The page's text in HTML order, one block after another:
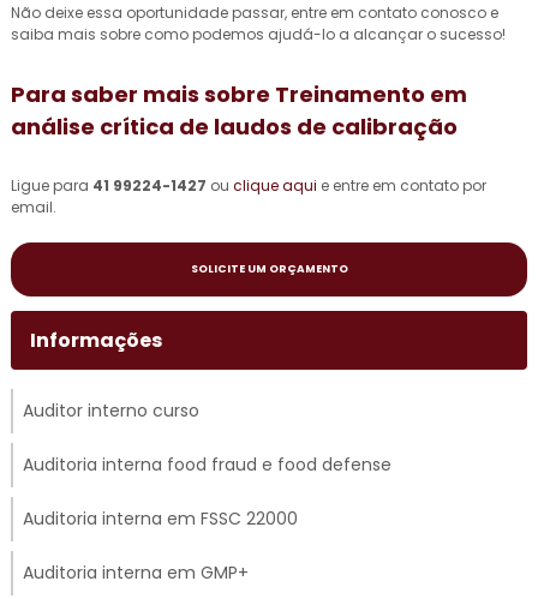
Não deixe essa oportunidade passar, entre em contato conosco e
saiba mais sobre como podemos ajudá-lo a alcançar o sucesso!
Para saber mais sobre Treinamento em
análise crítica de laudos de calibração
Ligue para 41 99224-1427 ou clique aqui e entre em contato por
email.
SOLICITE UM ORÇAMENTO
Informações
Auditor interno curso
Auditoria interna food fraud e food defense
Auditoria interna em FSSC 22000
Auditoria interna em GMP+